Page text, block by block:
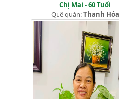
Chị Mai - 60 Tuổi
Quê quán:Thanh Hóa